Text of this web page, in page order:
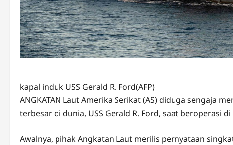
kapal induk USS Gerald R. Ford(AFP)
ANGKATAN Laut Amerika Serikat (AS) diduga sengaja
terbesar di dunia, USS Gerald R. Ford, saat beroperasi
Awalnya, pihak Angkatan Laut merilis pernyataan